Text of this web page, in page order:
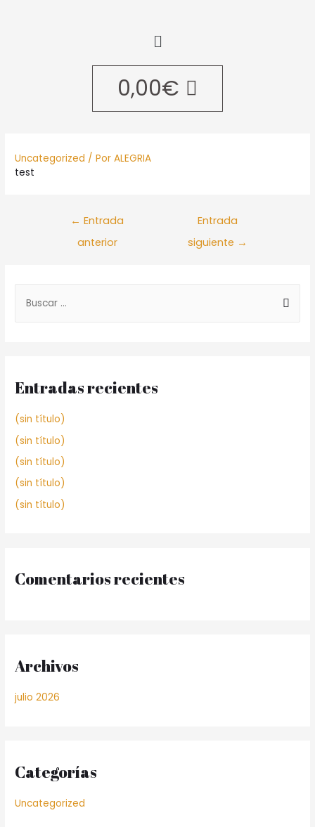
0,00€
Uncategorized / PorALEGRIA
test
← Entrada
anterior
Entrada
siguiente →
Entradas recientes
(sin título)
(sin título)
(sin título)
(sin título)
(sin título)
Comentarios recientes
Archivos
julio 2026
Categorías
Uncategorized